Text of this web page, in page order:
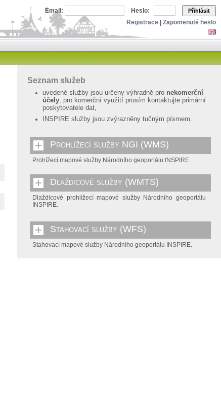
Email: Heslo: Přihlásit
Registrace Zapomenuté heslo
Seznam služeb
uvedené služby jsou určeny výhradně pro nekomerční
účely, pro komerční využití prosím kontaktujte primární
poskytovatele dat,
INSPIRE služby jsou zvýrazněny tučným písmem.
Prohlížecí služby NGI (WMS)
Prohížecí mapové služby Národního geoportálu INSPIRE.
Dlaždicové služby (WMTS)
Dlaždicové prohlížecí mapové služby Národního geoportálu
INSPIRE.
Stahovací služby (WFS)
Stahovací mapové služby Národního geoportálu INSPIRE.